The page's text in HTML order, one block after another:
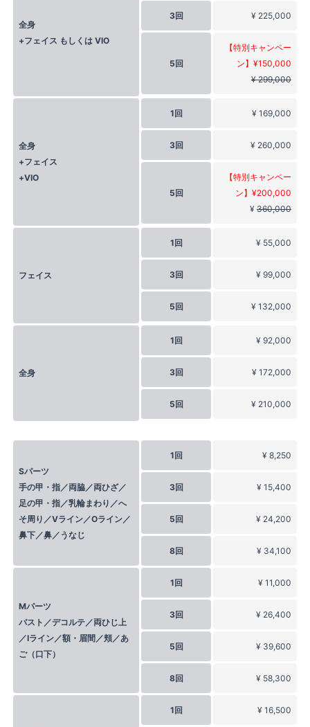
全身
+フェイス もしくは VIO
3回 ¥ 225,000
5回
【特別キャンペー
ン】¥150,000
¥ 299,000
全身
+フェイス
+VIO
1回 ¥ 169,000
3回 ¥ 260,000
5回
【特別キャンペー
ン】¥200,000
¥ 360,000
フェイス
1回 ¥ 55,000
3回 ¥ 99,000
5回 ¥ 132,000
全身
1回 ¥ 92,000
3回 ¥ 172,000
5回 ¥ 210,000
Sパーツ
手の甲・指／両脇／両ひざ／
足の甲・指／乳輪まわり／へ
そ周り／Vライン／Oライン／
鼻下／鼻／うなじ
1回 ¥ 8,250
3回 ¥ 15,400
5回 ¥ 24,200
8回 ¥ 34,100
Mパーツ
バスト／デコルテ／両ひじ上
／Iライン／額・眉間／頬／あ
ご（口下）
1回 ¥ 11,000
3回 ¥ 26,400
5回 ¥ 39,600
8回 ¥ 58,300
1回 ¥ 16,500